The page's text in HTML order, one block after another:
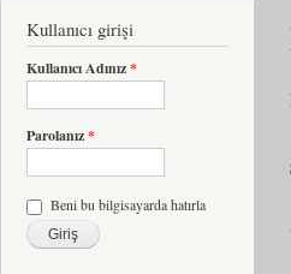
Kullanıcı girişi
Kullanıcı Adınız*
Parolanız*
Beni bu bilgisayarda hatırla